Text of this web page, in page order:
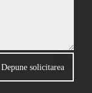
Depune solicitarea